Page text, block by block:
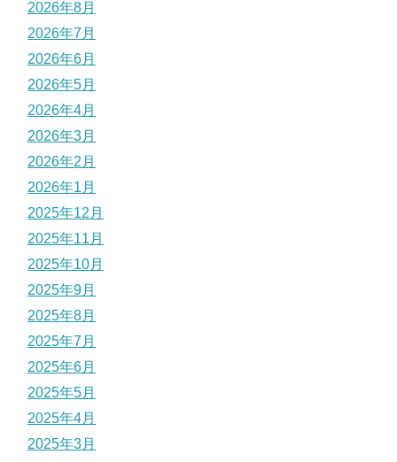
2026年8月
2026年7月
2026年6月
2026年5月
2026年4月
2026年3月
2026年2月
2026年1月
2025年12月
2025年11月
2025年10月
2025年9月
2025年8月
2025年7月
2025年6月
2025年5月
2025年4月
2025年3月